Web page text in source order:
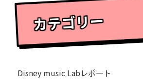
カテゴリー
Disney music Labレポート